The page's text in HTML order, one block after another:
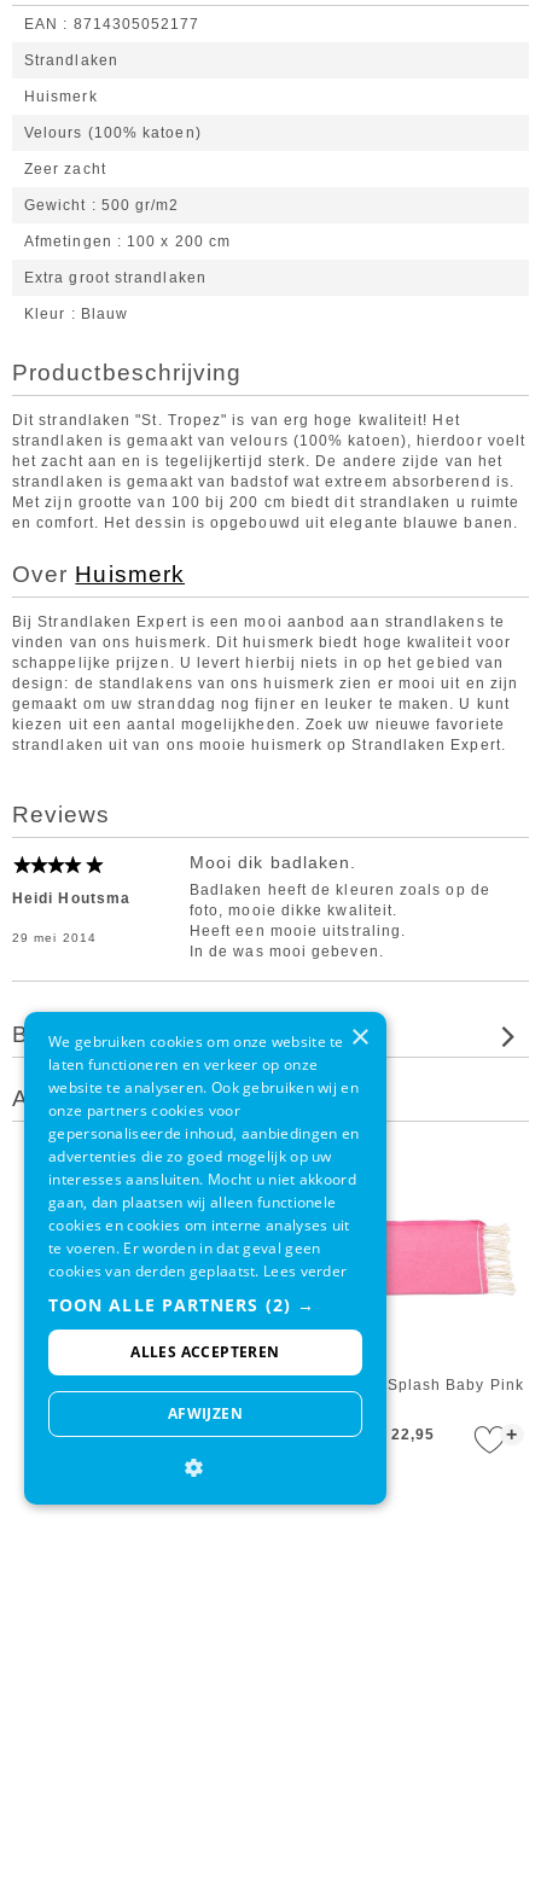
EAN 8714305052177
Strandlaken
Huismerk
Velours (100% katoen)
Zeer zacht
Gewicht 500 gr/m2
Afmetingen 100 x 200 cm
Extra groot strandlaken
Kleur Blauw
Productbeschrijving
Dit strandlaken "St. Tropez" is van erg hoge kwaliteit! Het
strandlaken is gemaakt van velours (100% katoen), hierdoor voelt
het zacht aan en is tegelijkertijd sterk. De andere zijde van het
strandlaken is gemaakt van badstof wat extreem absorberend is.
Met zijn grootte van 100 bij 200 cm biedt dit strandlaken u ruimte
en comfort. Het dessin is opgebouwd uit elegante blauwe banen.
Over Huismerk
Bij Strandlaken Expert is een mooi aanbod aan strandlakens te
vinden van ons huismerk. Dit huismerk biedt hoge kwaliteit voor
schappelijke prijzen. U levert hierbij niets in op het gebied van
design: de standlakens van ons huismerk zien er mooi uit en zijn
gemaakt om uw stranddag nog fijner en leuker te maken. U kunt
kiezen uit een aantal mogelijkheden. Zoek uw nieuwe favoriete
strandlaken uit van ons mooie huismerk op Strandlaken Expert.
Reviews
Heidi Houtsma
29 mei 2014
Mooi dik badlaken.
Badlaken heeft de kleuren zoals op de
foto, mooie dikke kwaliteit.
Heeft een mooie uitstraling.
In de was mooi gebeven.
Beoordeel dit product
Andere klanten bekeken ook
+
Badstof Pure Kenya
€ 37,95 € 34,95 +
Call It Fouta Splash Baby Pink
€ 22,95
×
We gebruiken cookies om onze website te
laten functioneren en verkeer op onze
website te analyseren. Ook gebruiken wij en
onze partners cookies voor
gepersonaliseerde inhoud, aanbiedingen en
advertenties die zo goed mogelijk op uw
interesses aansluiten. Mocht u niet akkoord
gaan, dan plaatsen wij alleen functionele
cookies en cookies om interne analyses uit
te voeren. Er worden in dat geval geen
cookies van derden geplaatst. Lees verder
TOON ALLE PARTNERS (2) →
ALLES ACCEPTEREN
AFWIJZEN